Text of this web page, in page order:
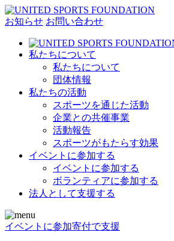
お知らせ お問い合わせ
私たちについて
私たちについて
団体情報
私たちの活動
スポーツを通じた活動
企業との共催事業
活動報告
スポーツがもたらす効果
イベントに参加する
イベントに参加する
ボランティアに参加する
法人として支援する
イベントに参加寄付で支援